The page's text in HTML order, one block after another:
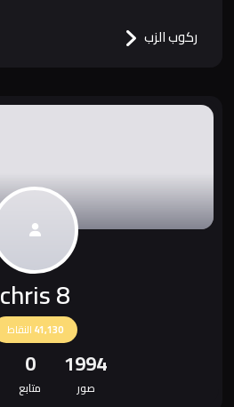
ركوب الزب
chris 8
41,130 النقاط
1994
صور
0
متابع